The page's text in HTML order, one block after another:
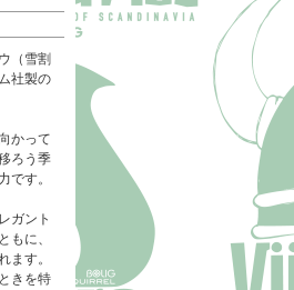
（雪割
社製の
かって
ろう季
です。
ガント
もに、
ます。
きを特